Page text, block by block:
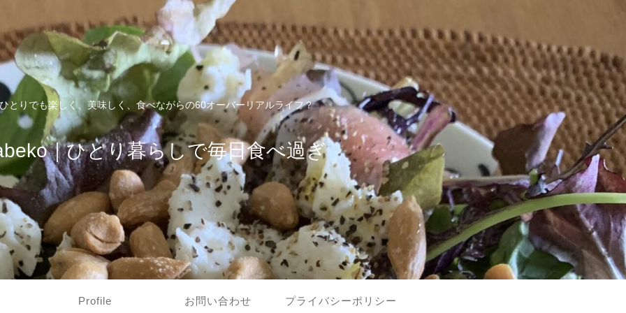
ひとりでも楽しく、美味しく、食べながらの60オーバーリアルライフ？
｜ひとり暮らしで毎日食べ過ぎ
Profile お問い合わせ プライバシーポリシー